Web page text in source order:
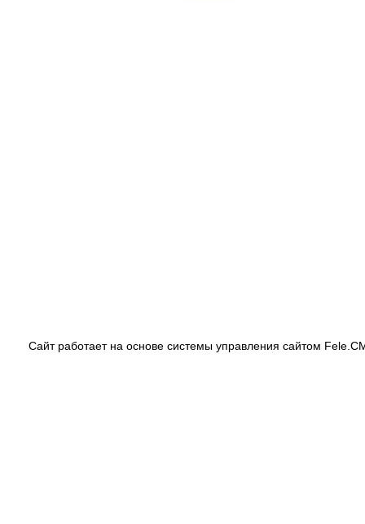
Сайт работает на основе системы управления сайтом